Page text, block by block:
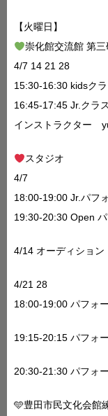
【火曜日】
崇化館交流館 第三
4/7 14 21 28
15:30-16:30 kidsクラ
16:45-17:45 Jr.クラス
インストラクター
スタジオ
4/7
18:00-19:00 Jr.パフ
19:30-20:30 Open
4/14 オーディション
4/21 28
18:00-19:00 パフォ
19:15-20:15 パフォ
20:30-21:30 パフォ
🩵豊田市民文化会館